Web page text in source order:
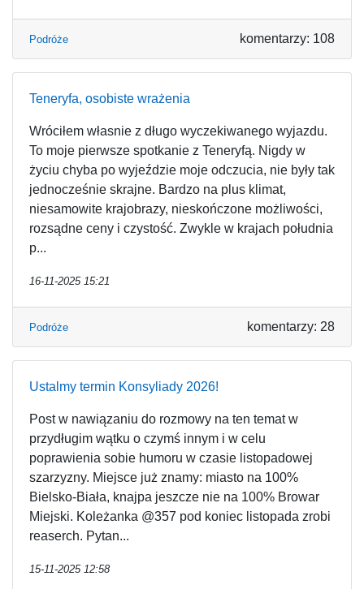
Podróże komentarzy: 108
Teneryfa, osobiste wrażenia
Wróciłem własnie z długo wyczekiwanego wyjazdu.
To moje pierwsze spotkanie z Teneryfą. Nigdy w
życiu chyba po wyjeździe moje odczucia, nie były tak
jednocześnie skrajne. Bardzo na plus klimat,
niesamowite krajobrazy, nieskończone możliwości,
rozsądne ceny i czystość. Zwykle w krajach południa
p...
16-11-2025 15:21
Podróże komentarzy: 28
Ustalmy termin Konsyliady 2026!
Post w nawiązaniu do rozmowy na ten temat w
przydługim wątku o czymś innym i w celu
poprawienia sobie humoru w czasie listopadowej
szarzyzny. Miejsce już znamy: miasto na 100%
Bielsko-Biała, knajpa jeszcze nie na 100% Browar
Miejski. Koleżanka @357 pod koniec listopada zrobi
reaserch. Pytan...
15-11-2025 12:58